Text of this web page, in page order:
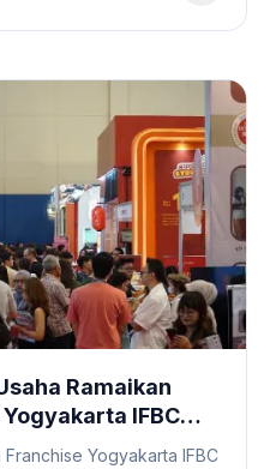
Ramaikan
IFBC
Yogyakarta IFBC